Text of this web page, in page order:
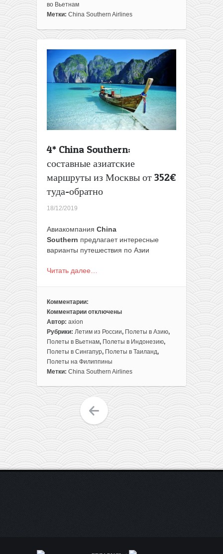
10
ночей
Фукуоке
390€
с
(перелеты
из
Москвы
во Вьетнам
Метки: China Southern Airlines
4* China Southern:
составные азиатские
маршруты из Москвы от 352€
туда-обратно
18/12/2019
Авиакомпания China
Southern предлагает интересные
варианты путешествия по Азии
Читать далее…
Комментарии:
Комментарии
к
записи
4*
China
Southern:
составные
маршруты
Москвы
туда-
обратно
отключены
Автор: axion
Рубрики: Летим из России, Полеты в Азию,
Полеты в Вьетнам, Полеты в Индонезию,
Полеты в Сингапур, Полеты в Таиланд,
Полеты на Филиппины
Метки: China Southern Airlines